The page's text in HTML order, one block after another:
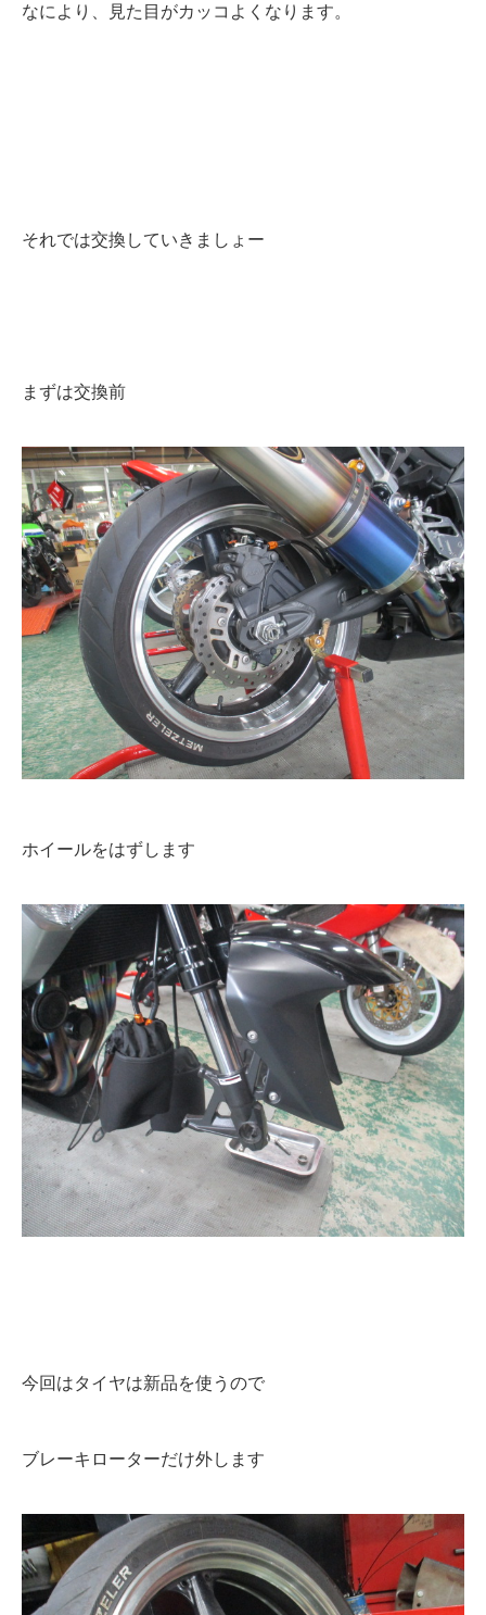
なにより、見た目がカッコよくなります。
それでは交換していきましょー
まずは交換前
ホイールをはずします
今回はタイヤは新品を使うので
ブレーキローターだけ外します